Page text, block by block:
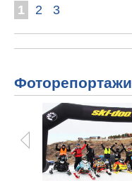
1 2 3
Фоторепортажи